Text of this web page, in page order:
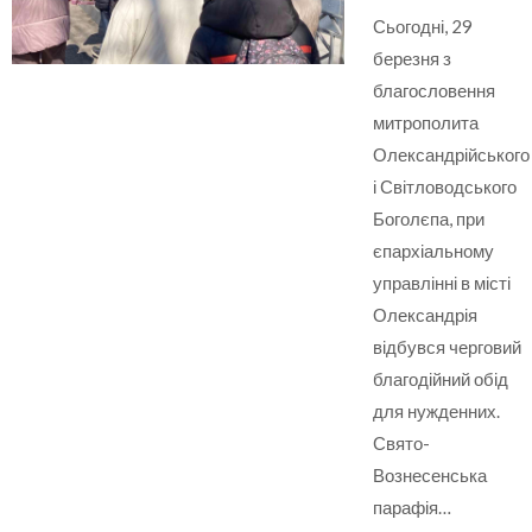
Сьогодні, 29
березня з
благословення
митрополита
Олександрійського
і Світловодського
Боголєпа, при
єпархіальному
управлінні в місті
Олександрія
відбувся черговий
благодійний обід
для нужденних.
Свято-
Вознесенська
парафія…